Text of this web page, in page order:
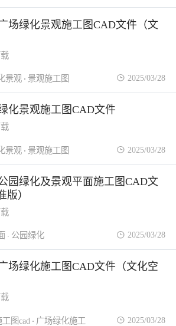
场绿化景观施工图CAD文件（文
景观 景观施工图 2025/03/28
化景观施工图CAD文件
景观 景观施工图 2025/03/28
园绿化及景观平面施工图CAD文
版）
公园绿化 2025/03/28
场绿化施工图CAD文件（文化空
工图cad 广场绿化施工 2025/03/28